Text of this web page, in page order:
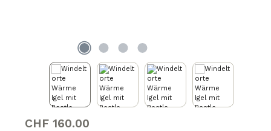
Regulärer Preis:
CHF 160.00